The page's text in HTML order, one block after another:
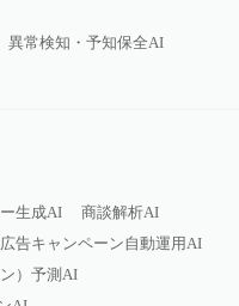
異常検知・予知保全AI
生成AI
商談解析AI
広告キャンペーン自動運用AI
）予測AI